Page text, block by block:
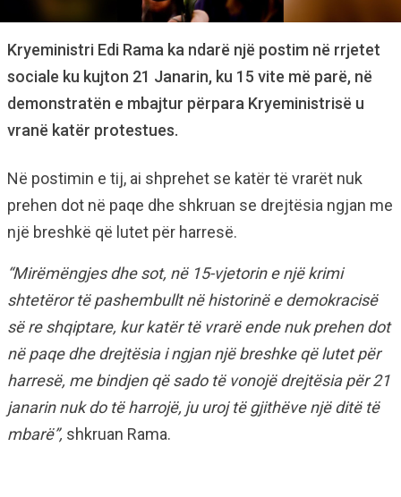
Kryeministri Edi Rama ka ndarë një postim në rrjetet
sociale ku kujton 21 Janarin, ku 15 vite më parë, në
demonstratën e mbajtur përpara Kryeministrisë u
vranë katër protestues.
Në postimin e tij, ai shprehet se katër të vrarët nuk
prehen dot në paqe dhe shkruan se drejtësia ngjan me
një breshkë që lutet për harresë.
“Mirëmëngjes dhe sot, në 15-vjetorin e një krimi
shtetëror të pashembullt në historinë e demokracisë
së re shqiptare, kur katër të vrarë ende nuk prehen dot
në paqe dhe drejtësia i ngjan një breshke që lutet për
harresë, me bindjen që sado të vonojë drejtësia për 21
janarin nuk do të harrojë, ju uroj të gjithëve një ditë të
mbarë”, shkruan Rama.